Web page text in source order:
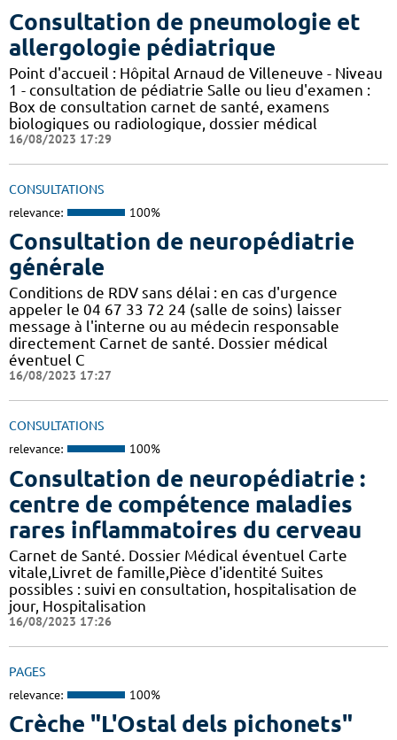
Consultation de pneumologie et
allergologie pédiatrique
Point d'accueil : Hôpital Arnaud de Villeneuve - Niveau
1 - consultation de pédiatrie Salle ou lieu d'examen :
Box de consultation carnet de santé, examens
biologiques ou radiologique, dossier médical
16/08/2023 17:29
CONSULTATIONS
relevance: 100%
Consultation de neuropédiatrie
générale
Conditions de RDV sans délai : en cas d'urgence
appeler le 04 67 33 72 24 (salle de soins) laisser
message à l'interne ou au médecin responsable
directement Carnet de santé. Dossier médical
éventuel C
16/08/2023 17:27
CONSULTATIONS
relevance: 100%
Consultation de neuropédiatrie :
centre de compétence maladies
rares inflammatoires du cerveau
Carnet de Santé. Dossier Médical éventuel Carte
vitale,Livret de famille,Pièce d'identité Suites
possibles : suivi en consultation, hospitalisation de
jour, Hospitalisation
16/08/2023 17:26
PAGES
relevance: 100%
Crèche "L'Ostal dels pichonets"